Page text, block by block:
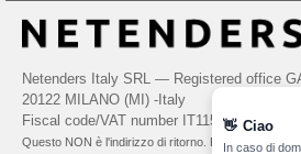
Netenders Italy SRL — Registered office
20122 MILANO (MI) -Italy
Fiscal code/VAT number IT11510210963
Questo NON è l'indirizzo di ritorno. Per i resi,
👋 Ciao
In caso di